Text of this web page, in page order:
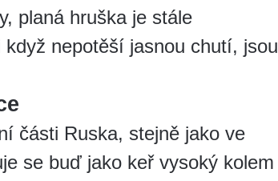
planá hruška je stále
nepotěší jasnou chutí, jsou
části Ruska, stejně jako ve
se buď jako keř vysoký kolem